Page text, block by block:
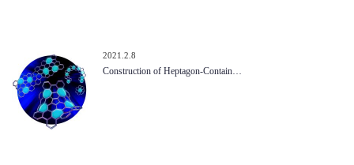
2021.2.8
Construction of Heptagon‐Contain…